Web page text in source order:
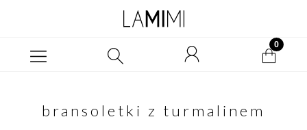
bransoletki z turmalinem